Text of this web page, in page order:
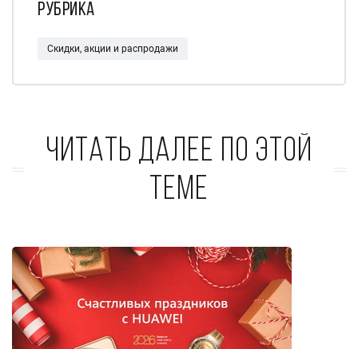
Рубрика
Скидки, акции и распродажи
Читать далее по этой
теме